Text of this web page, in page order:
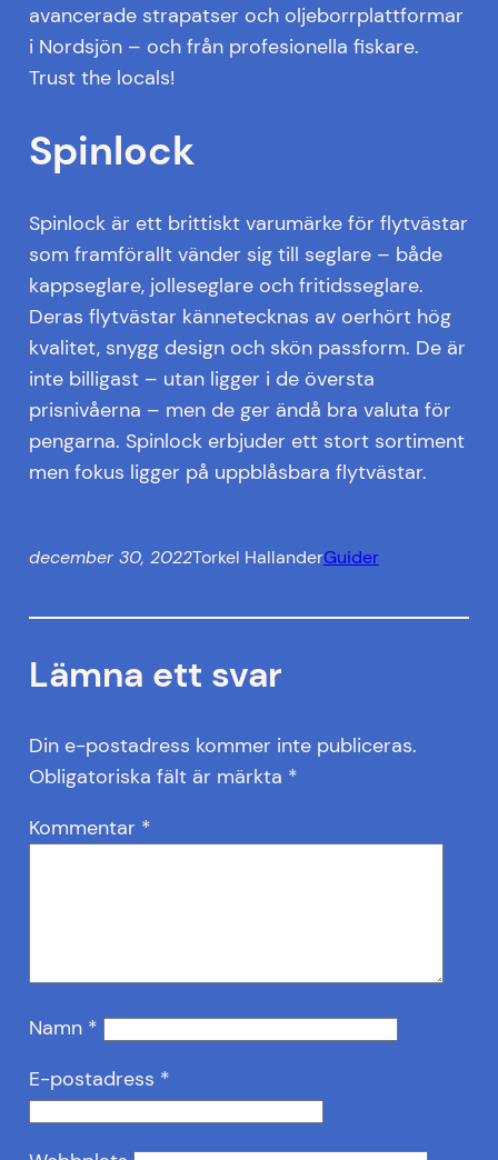
avancerade strapatser och oljeborrplattformar
i Nordsjön – och från profesionella fiskare.
Trust the locals!
Spinlock
Spinlock är ett brittiskt varumärke för flytvästar
som framförallt vänder sig till seglare – både
kappseglare, jolleseglare och fritidsseglare.
Deras flytvästar kännetecknas av oerhört hög
kvalitet, snygg design och skön passform. De är
inte billigast – utan ligger i de översta
prisnivåerna – men de ger ändå bra valuta för
pengarna. Spinlock erbjuder ett stort sortiment
men fokus ligger på uppblåsbara flytvästar.
december 30, 2022Torkel HallanderGuider
Lämna ett svar
Din e-postadress kommer inte publiceras.
Obligatoriska fält är märkta *
Kommentar *
Namn *
E-postadress *